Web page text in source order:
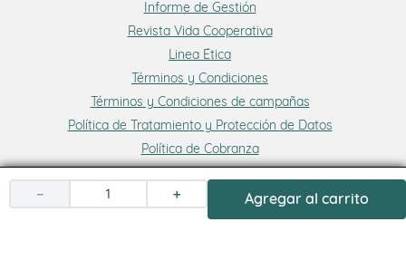
＋
－ Agregar al carrito
Informe de Gestión
Revista Vida Cooperativa
Linea Ética
Términos y Condiciones
Términos y Condiciones de campañas
Política de Tratamiento y Protección de Datos
Política de Cobranza
Medio de pago: